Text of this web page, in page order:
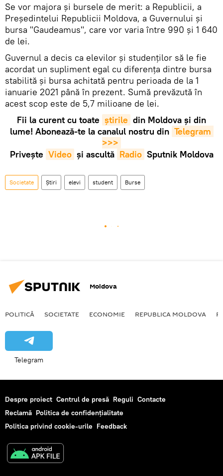
Se vor majora și bursele de merit: a Republicii, a
Președintelui Republicii Moldova, a Guvernului și
bursa "Gaudeamus", care vor varia între 990 și 1 640
de lei.
Guvernul a decis ca elevilor și studenților să le fie
acordat un supliment egal cu diferența dintre bursa
stabilită și bursa achitată pentru perioada de la 1
ianuarie 2021 până în prezent. Sumă prevăzută în
acest scop este de 5,7 milioane de lei.
Fii la curent cu toate știrile din Moldova și din
lume! Abonează-te la canalul nostru din Telegram
>>>
Privește Video și ascultă Radio Sputnik Moldova
Societate Știri elevi student Burse
Moldova
POLITICĂ SOCIETATE ECONOMIE REPUBLICA MOLDOVA
Telegram
Despre proiect Centrul de presă Reguli Contacte
Reclamă Politica de confidențialitate
Politica privind cookie-urile Feedback